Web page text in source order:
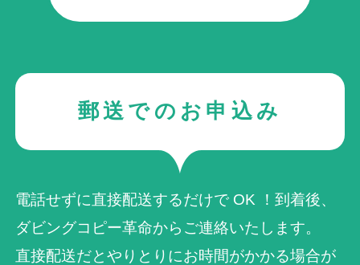
郵送でのお申込み
電話せずに直接配送するだけで OK ！到着後、
ダビングコピー革命からご連絡いたします。
直接配送だとやりとりにお時間がかかる場合が